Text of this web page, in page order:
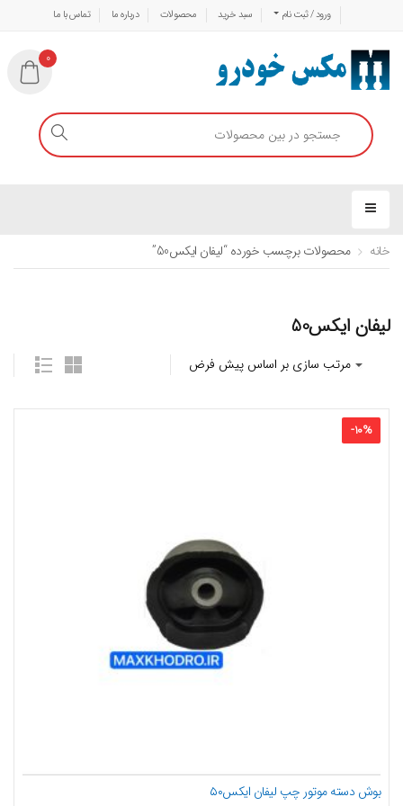
ورود / ثبت نام سبد خرید محصولات درباره ما تماس با ما
0
خانه محصولات برچسب خورده “لیفان ایکس50”
لیفان ایکس50
-10%
بوش دسته موتور چپ لیفان ایکس۵۰